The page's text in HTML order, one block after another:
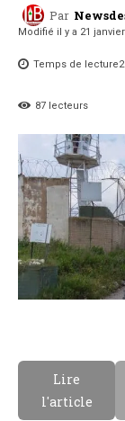
Par
Modifié il y a 21
Temps de lecture2
87 lecteurs
Lire
l'article